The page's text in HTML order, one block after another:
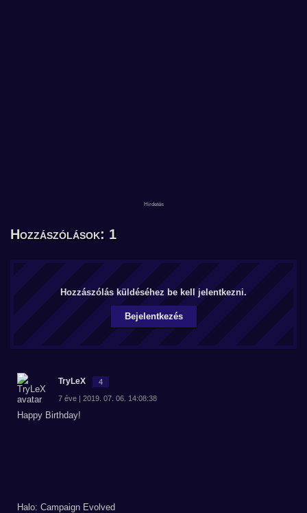
Hozzászólások: 1
Hozzászólás küldéséhez be kell jelentkezni.
Bejelentkezés
TryLeX 4
7 éve | 2019. 07. 06. 14:08:38
Happy Birthday!
Halo: Campaign Evolved